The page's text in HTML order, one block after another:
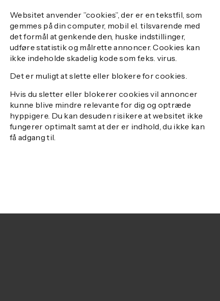
Websitet anvender ”cookies”, der er en tekstfil, som
gemmes på din computer, mobil el. tilsvarende med
det formål at genkende den, huske indstillinger,
udføre statistik og målrette annoncer. Cookies kan
ikke indeholde skadelig kode som f.eks. virus.
Det er muligt at slette eller blokere for cookies.
Hvis du sletter eller blokerer cookies vil annoncer
kunne blive mindre relevante for dig og optræde
hyppigere. Du kan desuden risikere at websitet ikke
fungerer optimalt samt at der er indhold, du ikke kan
få adgang til.